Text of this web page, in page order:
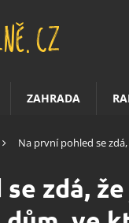
ZAHRADA
Na první pohled se
zdá,